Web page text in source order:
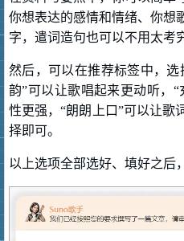
你想表达的感情和情绪、你想
字，遣词造句也可以不用太考
然后，可以在推荐标签中，
韵”可以让歌唱起来更动听，
性更强，“朗朗上口”可以让歌
择即可。
以上选项全部选好、填好之后